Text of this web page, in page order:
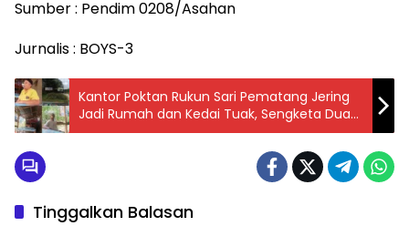
Sumber : Pendim 0208/Asahan
Jurnalis : BOYS-3
Kantor Poktan Rukun Sari Pematang Jering
Jadi Rumah dan Kedai Tuak, Sengketa Dua
Kubu Memanas
Tinggalkan Balasan